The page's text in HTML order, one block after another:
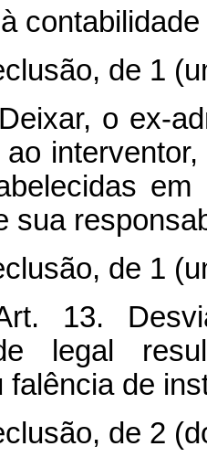
de 1
o ex-
sua
de 1
13.
legal
falência de
de 2